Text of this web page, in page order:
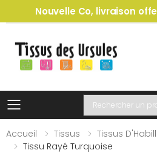
Nouvelle Co, livraison
Toggle mobile
Recherche
Accueil
Tissus
Tissus
Tissu Rayé Turquoise